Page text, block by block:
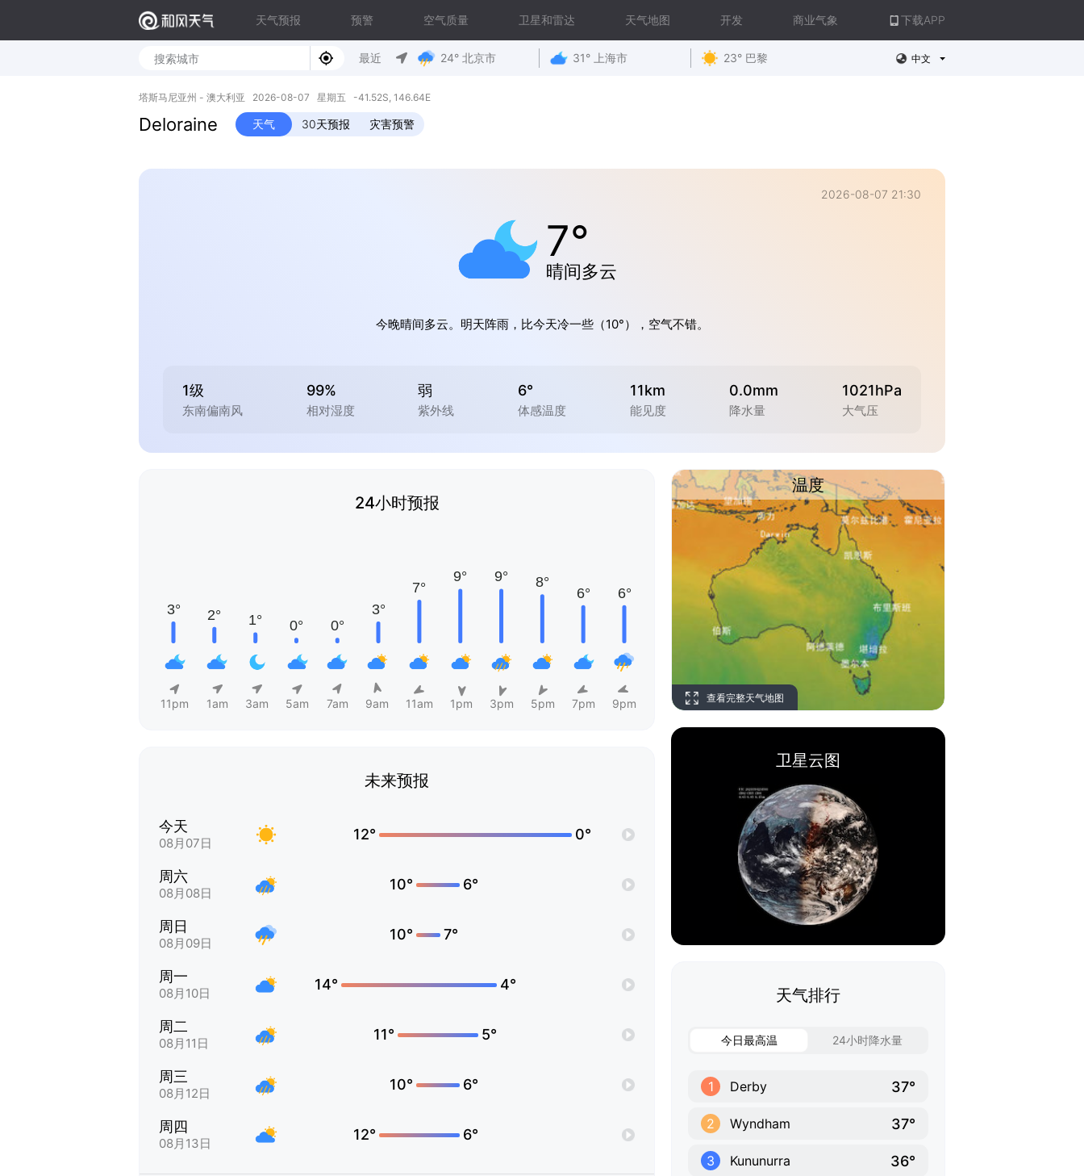
天气预报 预警 空气质量 卫星和雷达 天气地图 开发 商业气象 下载APP
最近 24° 北京市 31° 上海市 23° 巴黎 中文
塔斯马尼亚州 - 澳大利亚 2026-08-07 星期五 -41.52S, 146.64E
Deloraine 天气 30天预报 灾害预警
2026-08-07 21:30
7°
晴间多云
今晚晴间多云。明天阵雨，比今天冷一些（10°），空气不错。
1级
东南偏南风
99%
相对湿度
弱
紫外线
6°
体感温度
11km
能见度
0.0mm
降水量
1021hPa
大气压
24小时预报
11pm 1am 3am 5am 7am 9am 11am 1pm 3pm 5pm 7pm 9pm
未来预报
今天
08月07日
12° 0°
周六
08月08日
10° 6°
周日
08月09日
10° 7°
周一
08月10日
14° 4°
周二
08月11日
11° 5°
周三
08月12日
10° 6°
周四
08月13日
12° 6°
温度
查看完整天气地图
卫星云图
天气排行
今日最高温 24小时降水量
1 Derby 37°
2 Wyndham 37°
3 Kununurra 36°